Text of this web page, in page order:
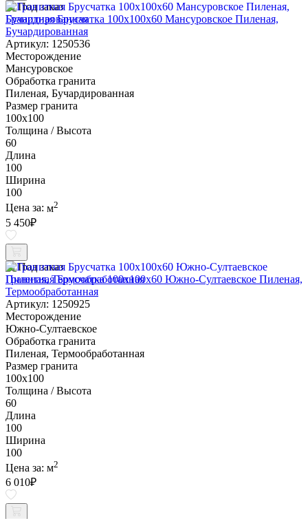
Под заказ
Гранитная Брусчатка 100х100x60 Мансуровское Пиленая,
Бучардированная
Артикул: 1250536
Месторождение
Мансуровское
Обработка гранита
Пиленая, Бучардированная
Размер гранита
100х100
Толщина / Высота
60
Длина
100
Ширина
100
Цена за: м2
5 450₽
Под заказ
Гранитная Брусчатка 100х100x60 Южно-Султаевское Пиленая,
Термообработанная
Артикул: 1250925
Месторождение
Южно-Султаевское
Обработка гранита
Пиленая, Термообработанная
Размер гранита
100х100
Толщина / Высота
60
Длина
100
Ширина
100
Цена за: м2
6 010₽